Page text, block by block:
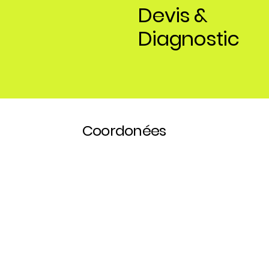
Devis &
Diagnostic
Coordonées